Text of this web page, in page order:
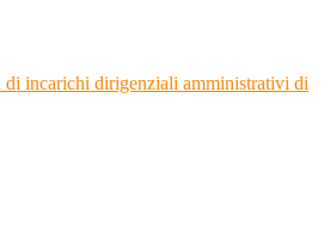
di incarichi dirigenziali amministrativi di